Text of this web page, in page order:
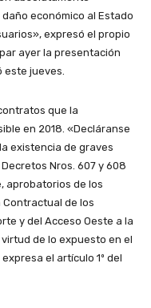
económico al Estado
expresó el propio
ayer la presentación
jueves.
que la
en 2018. «Decláranse
existencia de graves
Nros. 607 y 608
aprobatorios de los
de los
y del Acceso Oeste a la
de lo expuesto en el
el artículo 1º del